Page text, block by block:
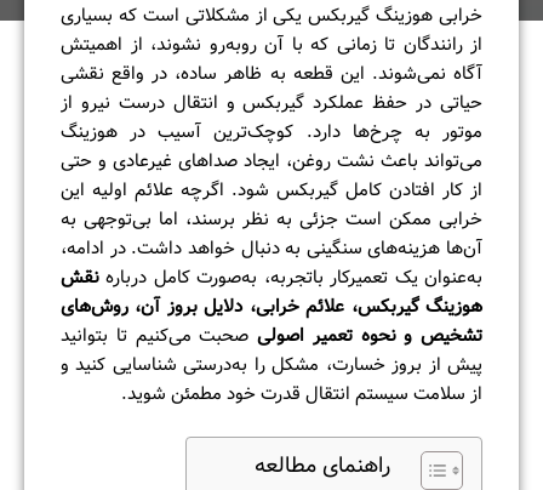
خرابی هوزینگ گیربکس یکی از مشکلاتی است که بسیاری
از رانندگان تا زمانی که با آن روبه‌رو نشوند، از اهمیتش
آگاه نمی‌شوند. این قطعه به ظاهر ساده، در واقع نقشی
حیاتی در حفظ عملکرد گیربکس و انتقال درست نیرو از
موتور به چرخ‌ها دارد. کوچک‌ترین آسیب در هوزینگ
می‌تواند باعث نشت روغن، ایجاد صداهای غیرعادی و حتی
از کار افتادن کامل گیربکس شود. اگرچه علائم اولیه این
خرابی ممکن است جزئی به نظر برسند، اما بی‌توجهی به
آن‌ها هزینه‌های سنگینی به دنبال خواهد داشت. در ادامه،
به‌عنوان یک تعمیرکار باتجربه، به‌صورت کامل درباره نقش
هوزینگ گیربکس، علائم خرابی، دلایل بروز آن، روش‌های
تشخیص و نحوه تعمیر اصولی صحبت می‌کنیم تا بتوانید
پیش از بروز خسارت، مشکل را به‌درستی شناسایی کنید و
از سلامت سیستم انتقال قدرت خود مطمئن شوید.
راهنمای مطالعه